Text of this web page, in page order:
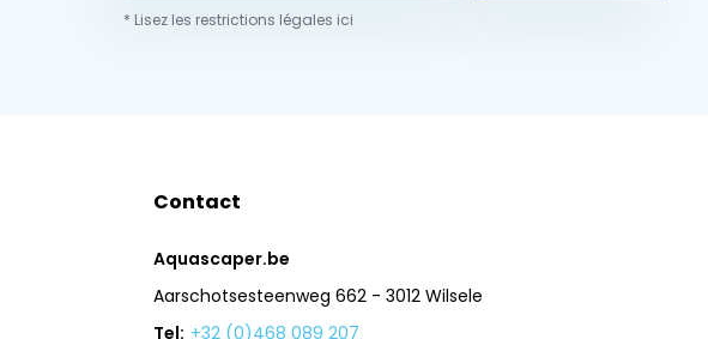
* Lisez les restrictions légales ici
Contact
Aquascaper.be
Aarschotsesteenweg 662 - 3012 Wilsele
Tel: +32 (0)468 089 207